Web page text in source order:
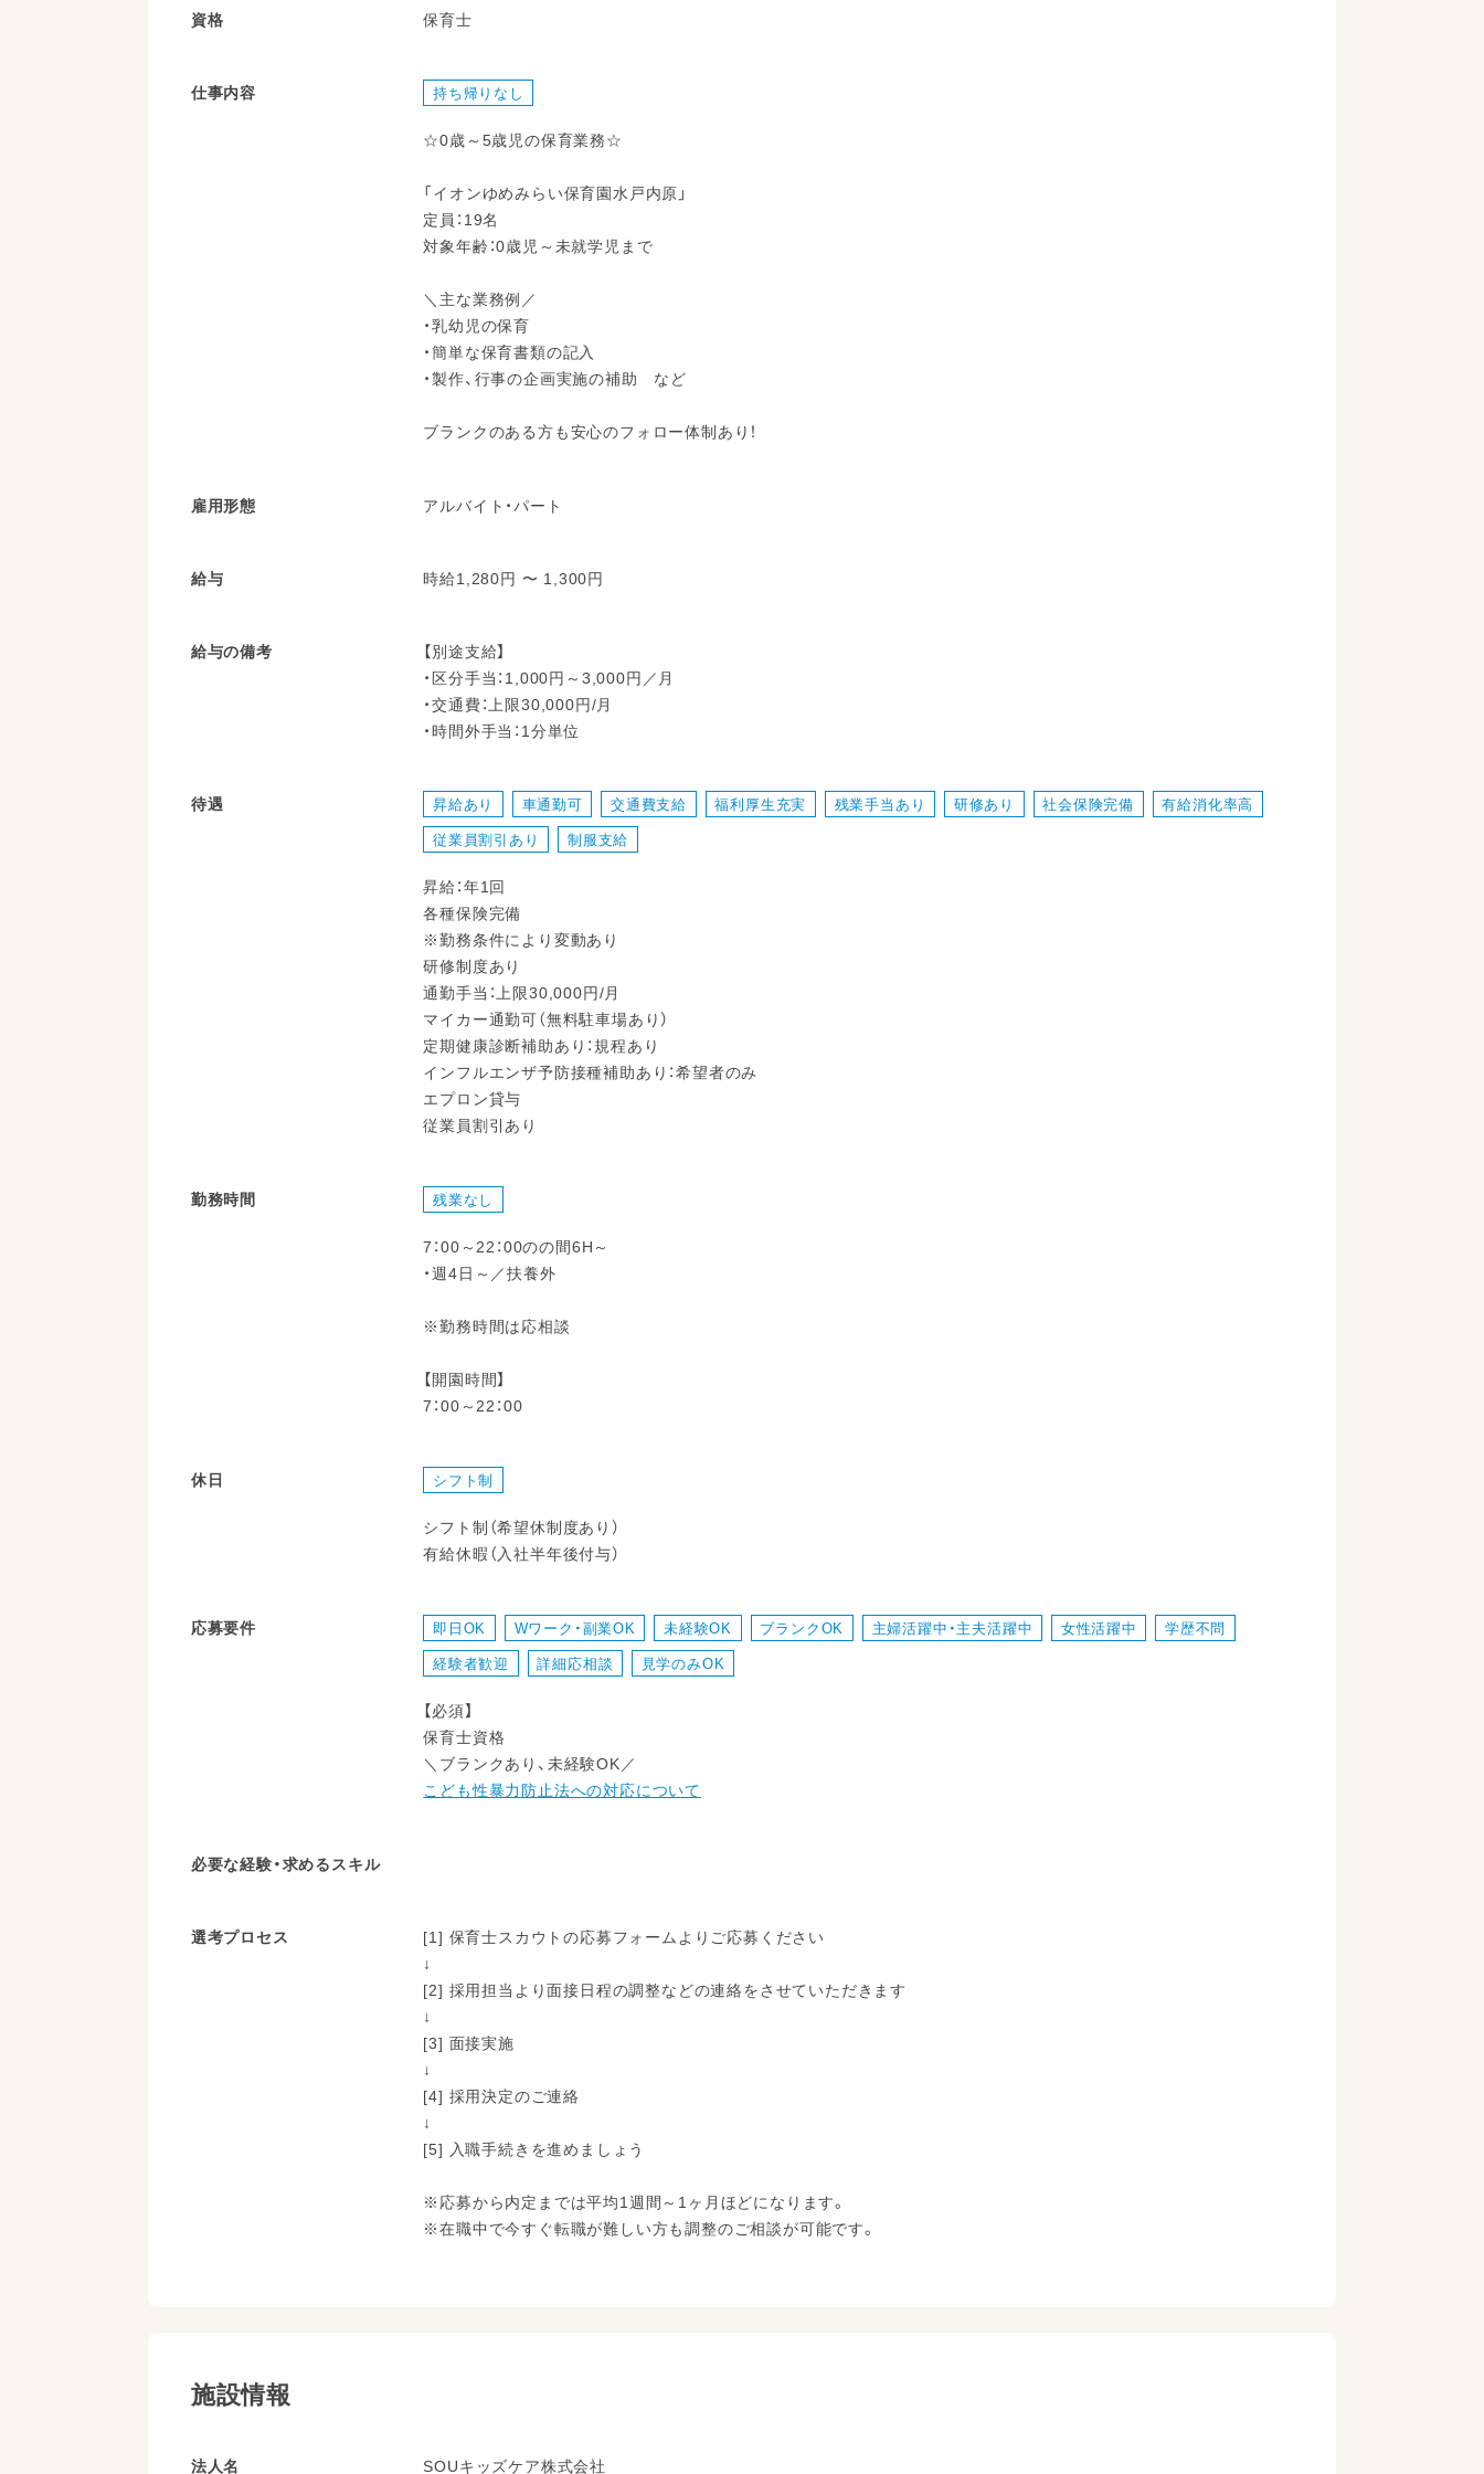
資格 保育士
仕事内容 持ち帰りなし
☆0歳～5歳児の保育業務☆
「イオンゆめみらい保育園水戸内原」
定員：19名
対象年齢：0歳児～未就学児まで
＼主な業務例／
・乳幼児の保育
・簡単な保育書類の記入
・製作、行事の企画実施の補助 など
ブランクのある方も安心のフォロー体制あり！
雇用形態 アルバイト・パート
給与 時給1,280円 〜 1,300円
給与の備考
【別途支給】
・区分手当：1,000円～3,000円／月
・交通費：上限30,000円/月
・時間外手当：1分単位
待遇 昇給あり 車通勤可 交通費支給 福利厚生充実 残業手当あり 研修あり 社会保険完備 有給消化率高
従業員割引あり 制服支給
昇給：年1回
各種保険完備
※勤務条件により変動あり
研修制度あり
通勤手当：上限30,000円/月
マイカー通勤可（無料駐車場あり）
定期健康診断補助あり：規程あり
インフルエンザ予防接種補助あり：希望者のみ
エプロン貸与
従業員割引あり
勤務時間 残業なし
7：00～22：00のの間6H～
・週4日～／扶養外
※勤務時間は応相談
【開園時間】
7：00～22：00
休日 シフト制
シフト制（希望休制度あり）
有給休暇（入社半年後付与）
応募要件 即日OK Wワーク・副業OK 未経験OK ブランクOK 主婦活躍中・主夫活躍中 女性活躍中 学歴不問
経験者歓迎 詳細応相談 見学のみOK
【必須】
保育士資格
＼ブランクあり、未経験OK／
こども性暴力防止法への対応について
必要な経験・求めるスキル
選考プロセス
[1] 保育士スカウトの応募フォームよりご応募ください
↓
[2] 採用担当より面接日程の調整などの連絡をさせていただきます
↓
[3] 面接実施
↓
[4] 採用決定のご連絡
↓
[5] 入職手続きを進めましょう
※応募から内定までは平均1週間～1ヶ月ほどになります。
※在職中で今すぐ転職が難しい方も調整のご相談が可能です。
施設情報
法人名 SOUキッズケア株式会社